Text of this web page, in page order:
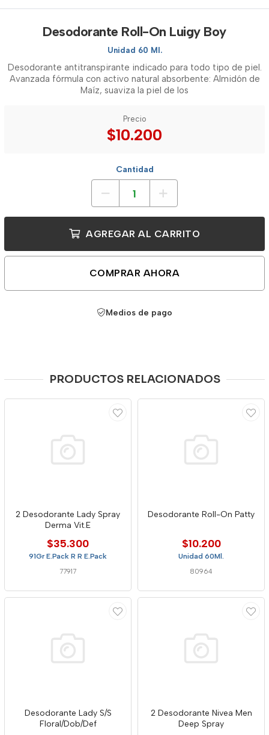
Desodorante Roll-On Luigy Boy
Unidad 60 Ml.
Desodorante antitranspirante indicado para todo tipo de piel.
Avanzada fórmula con activo natural absorbente: Almidón de
Maíz, suaviza la piel de los
Precio
$10.200
Cantidad
AGREGAR AL CARRITO
COMPRAR AHORA
Medios de pago
PRODUCTOS RELACIONADOS
2 Desodorante Lady Spray
Derma Vit.E
$35.300
91Gr E.Pack R R E.Pack
77917
Desodorante Roll-On Patty
$10.200
Unidad 60Ml.
80964
Desodorante Lady S/S
Floral/Dob/Def
2 Desodorante Nivea Men
Deep Spray